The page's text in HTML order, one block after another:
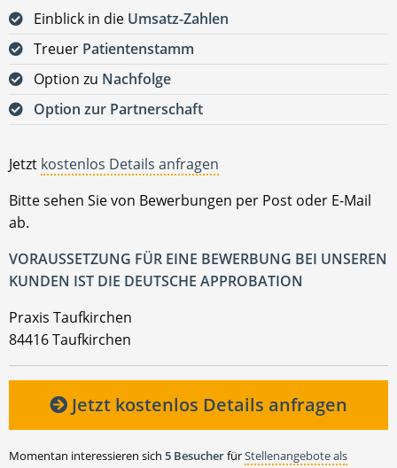
Einblick in die Umsatz-Zahlen
Treuer Patientenstamm
Option zu Nachfolge
Option zur Partnerschaft
Jetzt kostenlos Details anfragen
Bitte sehen Sie von Bewerbungen per Post oder E-Mail
ab.
VORAUSSETZUNG FÜR EINE BEWERBUNG BEI UNSEREN
KUNDEN IST DIE DEUTSCHE APPROBATION
Praxis Taufkirchen
84416 Taufkirchen
Jetzt kostenlos Details anfragen
Momentan interessieren sich 5 BesucherfürStellenangebote als